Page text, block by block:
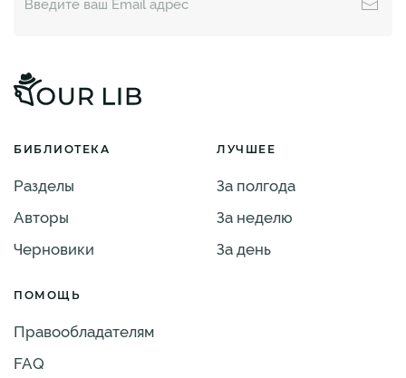
БИБЛИОТЕКА
Разделы
Авторы
Черновики
ЛУЧШЕЕ
За полгода
За неделю
За день
ПОМОЩЬ
Правообладателям
FAQ